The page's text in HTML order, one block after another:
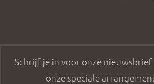
Schrijf je in voor onze
onze speciale